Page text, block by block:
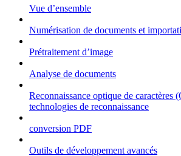
Vue d’ensemble
Numérisation de documents et
Prétraitement d’image
Analyse de documents
Reconnaissance optique de caractères
technologies de reconnaissance
conversion PDF
Outils de développement avancés